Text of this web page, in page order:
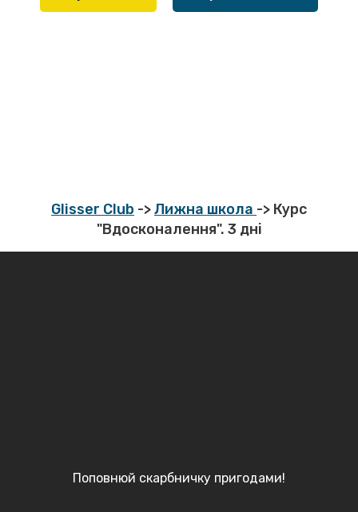
чоловікам.
Glisser Club ->Лижна школа -> Курс
"Вдосконалення". 3 дні
Поповнюй скарбничку пригодами!